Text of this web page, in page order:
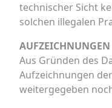
technischer Sicht
solchen illegalen
AUFZEICHNUNGEN
Aus Gründen des
Aufzeichnungen
weitergegeben